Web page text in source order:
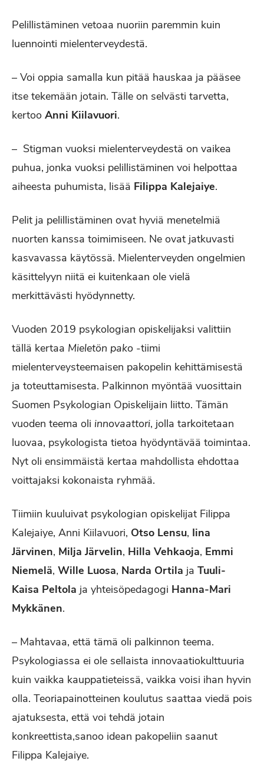
Pelillistäminen vetoaa nuoriin paremmin kuin
luennointi mielenterveydestä.
– Voi oppia samalla kun pitää hauskaa ja pääsee
itse tekemään jotain. Tälle on selvästi tarvetta,
kertoo Anni Kiilavuori.
– Stigman vuoksi mielenterveydestä on vaikea
puhua, jonka vuoksi pelillistäminen voi helpottaa
aiheesta puhumista, lisää Filippa Kalejaiye.
Pelit ja pelillistäminen ovat hyviä menetelmiä
nuorten kanssa toimimiseen. Ne ovat jatkuvasti
kasvavassa käytössä. Mielenterveyden ongelmien
käsittelyyn niitä ei kuitenkaan ole vielä
merkittävästi hyödynnetty.
Vuoden 2019 psykologian opiskelijaksi valittiin
tällä kertaa Mieletön pako -tiimi
mielenterveysteemaisen pakopelin kehittämisestä
ja toteuttamisesta. Palkinnon myöntää vuosittain
Suomen Psykologian Opiskelijain liitto. Tämän
vuoden teema oli innovaattori, jolla tarkoitetaan
luovaa, psykologista tietoa hyödyntävää toimintaa.
Nyt oli ensimmäistä kertaa mahdollista ehdottaa
voittajaksi kokonaista ryhmää.
Tiimiin kuuluivat psykologian opiskelijat Filippa
Kalejaiye, Anni Kiilavuori, Otso Lensu, Iina
Järvinen, Milja Järvelin, Hilla Vehkaoja, Emmi
Niemelä, Wille Luosa, Narda Ortila ja Tuuli-
Kaisa Peltola ja yhteisöpedagogi Hanna-Mari
Mykkänen.
– Mahtavaa, että tämä oli palkinnon teema.
Psykologiassa ei ole sellaista innovaatiokulttuuria
kuin vaikka kauppatieteissä, vaikka voisi ihan hyvin
olla. Teoriapainotteinen koulutus saattaa viedä pois
ajatuksesta, että voi tehdä jotain
konkreettista,sanoo idean pakopeliin saanut
Filippa Kalejaiye.